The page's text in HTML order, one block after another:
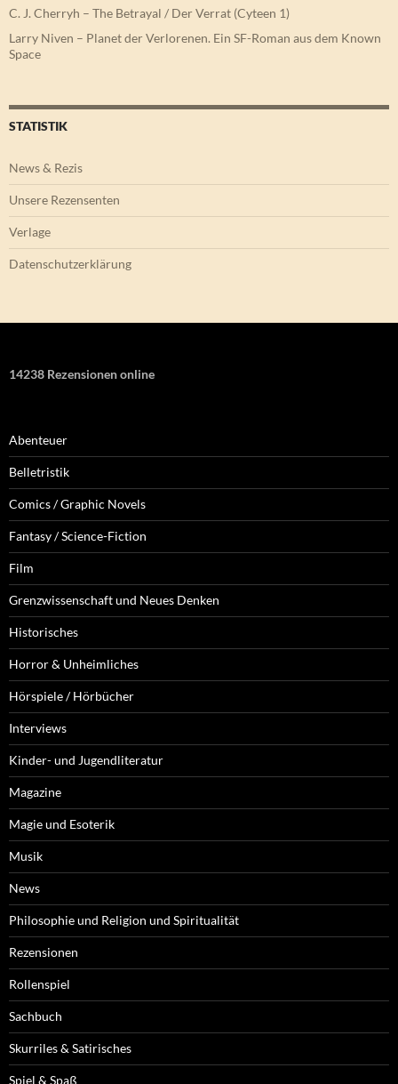
C. J. Cherryh – The Betrayal / Der Verrat (Cyteen 1)
Larry Niven – Planet der Verlorenen. Ein SF-Roman aus dem Known
Space
STATISTIK
News & Rezis
Unsere Rezensenten
Verlage
Datenschutzerklärung
14238 Rezensionen online
Abenteuer
Belletristik
Comics / Graphic Novels
Fantasy / Science-Fiction
Film
Grenzwissenschaft und Neues Denken
Historisches
Horror & Unheimliches
Hörspiele / Hörbücher
Interviews
Kinder- und Jugendliteratur
Magazine
Magie und Esoterik
Musik
News
Philosophie und Religion und Spiritualität
Rezensionen
Rollenspiel
Sachbuch
Skurriles & Satirisches
Spiel & Spaß